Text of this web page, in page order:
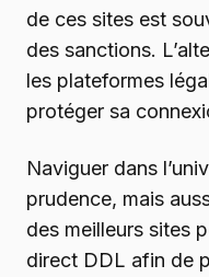
de ces sites est
des sanctions.
les plateformes
protéger sa
Naviguer dans
prudence, mais
des meilleurs sites
direct DDL afin de